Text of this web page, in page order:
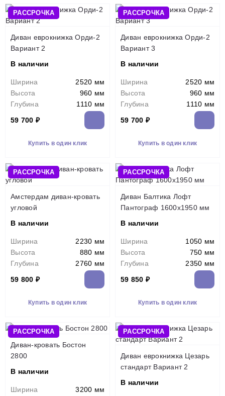
РАССРОЧКА
Диван еврокнижка Орди-2
Вариант 2
В наличии
Ширина
2520 мм
Высота
960 мм
Глубина
1110 мм
59 700 ₽
Купить в один клик
РАССРОЧКА
Диван еврокнижка Орди-2
Вариант 3
В наличии
Ширина
2520 мм
Высота
960 мм
Глубина
1110 мм
59 700 ₽
Купить в один клик
РАССРОЧКА
Амстердам диван-кровать
угловой
В наличии
Ширина
2230 мм
Высота
880 мм
Глубина
2760 мм
59 800 ₽
Купить в один клик
РАССРОЧКА
Диван Балтика Лофт
Пантограф 1600х1950 мм
В наличии
Ширина
1050 мм
Высота
750 мм
Глубина
2350 мм
59 850 ₽
Купить в один клик
РАССРОЧКА
Диван-кровать Бостон
2800
В наличии
Ширина
3200 мм
РАССРОЧКА
Диван еврокнижка Цезарь
стандарт Вариант 2
В наличии